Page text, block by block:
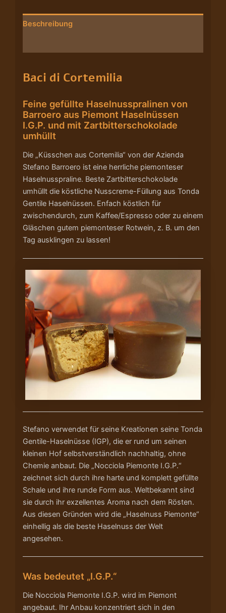
Beschreibung
Baci di Cortemilia
Feine gefüllte Haselnusspralinen von
Barroero aus Piemont Haselnüssen
I.G.P. und mit Zartbitterschokolade
umhüllt
Die „Küsschen aus Cortemilia“ von der Azienda
Stefano Barroero ist eine herrliche piemonteser
Haselnusspraline. Beste Zartbitterschokolade
umhüllt die köstliche Nusscreme-Füllung aus Tonda
Gentile Haselnüssen. Enfach köstlich für
zwischendurch, zum Kaffee/Espresso oder zu einem
Gläschen gutem piemonteser Rotwein, z. B. um den
Tag ausklingen zu lassen!
Stefano verwendet für seine Kreationen seine Tonda
Gentile-Haselnüsse (IGP), die er rund um seinen
kleinen Hof selbstverständlich nachhaltig, ohne
Chemie anbaut. Die „Nocciola Piemonte I.G.P.“
zeichnet sich durch ihre harte und komplett gefüllte
Schale und ihre runde Form aus. Weltbekannt sind
sie durch ihr exzellentes Aroma nach dem Rösten.
Aus diesen Gründen wird die „Haselnuss Piemonte“
einhellig als die beste Haselnuss der Welt
angesehen.
Was bedeutet „I.G.P.“
Die Nocciola Piemonte I.G.P. wird im Piemont
angebaut. Ihr Anbau konzentriert sich in den